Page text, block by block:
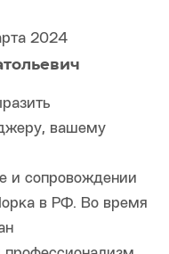
2024
вашему
и сопровождении
в РФ. Во время